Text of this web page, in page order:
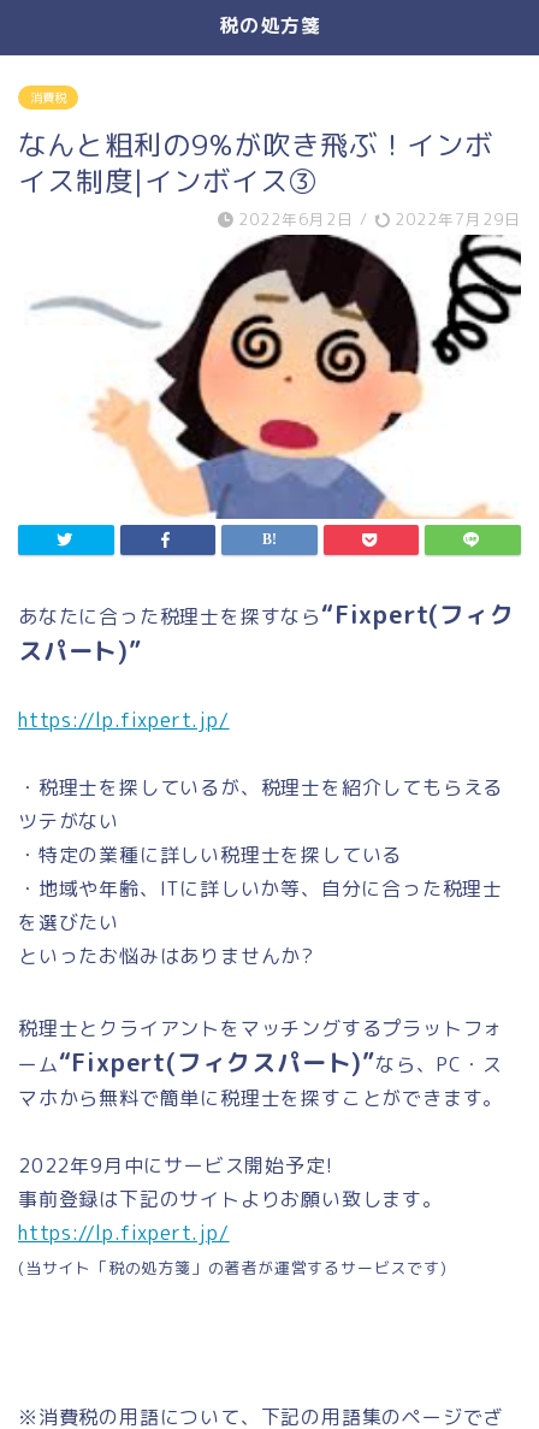
税の処方箋
消費税
なんと粗利の9%が吹き飛ぶ！インボ
イス制度|インボイス③
2022年6月2日 / 2022年7月29日
あなたに合った税理士を探すなら“Fixpert(フィク
スパート)”
https://lp.fixpert.jp/
・税理士を探しているが、税理士を紹介してもらえる
ツテがない
・特定の業種に詳しい税理士を探している
・地域や年齢、ITに詳しいか等、自分に合った税理士
を選びたい
といったお悩みはありませんか?
税理士とクライアントをマッチングするプラットフォ
ーム“Fixpert(フィクスパート)”なら、PC・ス
マホから無料で簡単に税理士を探すことができます。
2022年9月中にサービス開始予定!
事前登録は下記のサイトよりお願い致します。
https://lp.fixpert.jp/
(当サイト「税の処方箋」の著者が運営するサービスです)
※消費税の用語について、下記の用語集のページでざ